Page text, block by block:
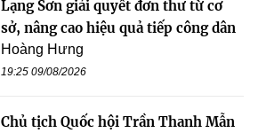
Lạng Sơn giải quyết đơn thư từ cơ
sở, nâng cao hiệu quả tiếp công dân
Hoàng Hưng
19:25 09/08/2026
Chủ tịch Quốc hội Trần Thanh Mẫn